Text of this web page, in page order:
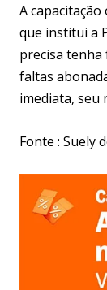
A
que institui a
precisa tenha
faltas
imediata, seu
Fonte : Suely